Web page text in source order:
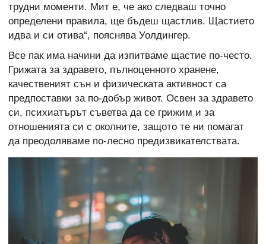
трудни моменти. Мит е, че ако следваш точно
определени правила, ще бъдеш щастлив. Щастието
идва и си отива“, пояснява Уолдингер.
Все пак има начини да изпитваме щастие по-често.
Грижата за здравето, пълноценното хранене,
качественият сън и физическата активност са
предпоставки за по-добър живот. Освен за здравето
си, психиатърът съветва да се грижим и за
отношенията си с околните, защото те ни помагат
да преодоляваме по-лесно предизвикателствата.